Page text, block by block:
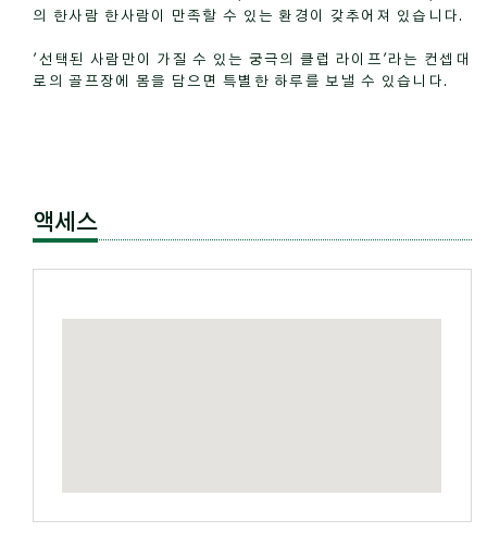
의 한사람 한사람이 만족할 수 있는 환경이 갖추어져 있습니다.
'선택된 사람만이 가질 수 있는 궁극의 클럽 라이프'라는 컨셉대
로의 골프장에 몸을 담으면 특별한 하루를 보낼 수 있습니다.
액세스